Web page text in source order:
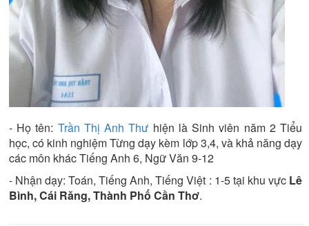
- Họ tên: Trần Thị Anh Thư hiện làSinh viên năm 2 Tiểu
học, có kinh nghiệmTừng dạy kèm lớp 3,4, và khả năng dạy
các môn khácTiếng Anh 6, Ngữ Văn 9-12
- Nhận dạy:Toán, Tiếng Anh, Tiếng Việt : 1-5tại khu vực Lê
Bình, Cái Răng, Thành Phố Cần Thơ.